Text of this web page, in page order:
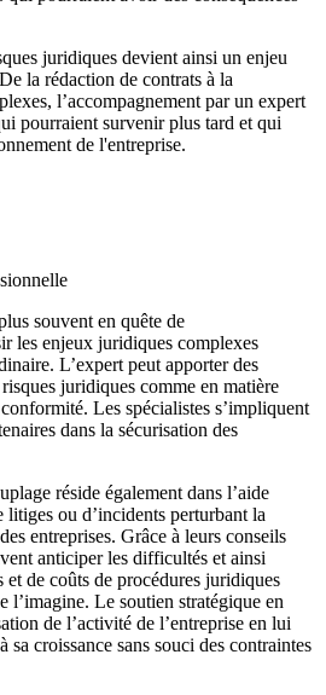
juridiques devient ainsi un enjeu
la rédaction de contrats à la
l’accompagnement par un expert
pourraient survenir plus tard et qui
de l'entreprise.
souvent en quête de
les enjeux juridiques complexes
L’expert peut apporter des
juridiques comme en matière
Les spécialistes s’impliquent
dans la sécurisation des
réside également dans l’aide
litiges ou d’incidents perturbant la
entreprises. Grâce à leurs conseils
anticiper les difficultés et ainsi
et de coûts de procédures juridiques
l’imagine. Le soutien stratégique en
de l’activité de l’entreprise en lui
sa croissance sans souci des contraintes